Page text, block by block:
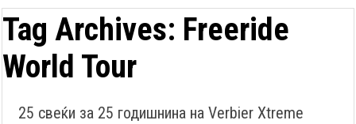
Tag Archives: Freeride
World Tour
25 свеќи за 25 годишнина на Verbier Xtreme